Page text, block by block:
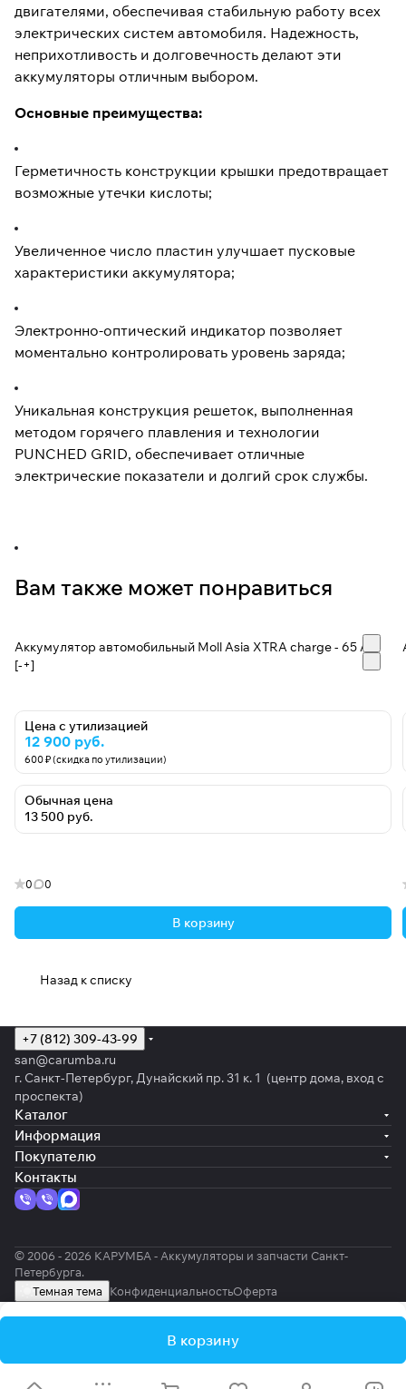
двигателями, обеспечивая стабильную работу всех
электрических систем автомобиля. Надежность,
неприхотливость и долговечность делают эти
аккумуляторы отличным выбором.
Основные преимущества:
Герметичность конструкции крышки предотвращает
возможные утечки кислоты;
Увеличенное число пластин улучшает пусковые
характеристики аккумулятора;
Электронно-оптический индикатор позволяет
моментально контролировать уровень заряда;
Уникальная конструкция решеток, выполненная
методом горячего плавления и технологии
PUNCHED GRID, обеспечивает отличные
электрические показатели и долгий срок службы.
Вам также может понравиться
Аккумулятор автомобильный Moll Asia XTRA charge - 65 А/ч
[-+]
Цена с утилизацией
12 900 руб.
600 ₽ (скидка по утилизации)
Обычная цена
13 500 руб.
0 0
В корзину
Назад к списку
В корзину
+7 (812) 309-43-99
san@carumba.ru
г. Санкт-Петербург, Дунайский пр. 31 к. 1 (центр дома, вход с
проспекта)
Каталог
Информация
Покупателю
Контакты
© 2006 - 2026 КАРУМБА - Аккумуляторы и запчасти Санкт-
Петербурга.
Темная тема
КонфиденциальностьОферта